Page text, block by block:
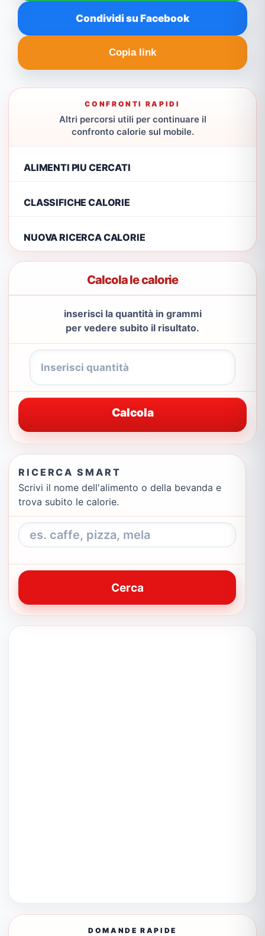
Condividi su Facebook
Copia link
CONFRONTI RAPIDI
Altri percorsi utili per continuare il
confronto calorie sul mobile.
ALIMENTI PIU CERCATI
CLASSIFICHE CALORIE
NUOVA RICERCA CALORIE
Calcola le calorie
inserisci la quantità in grammi
per vedere subito il risultato.
Calcola
RICERCA SMART
Scrivi il nome dell'alimento o della bevanda e
trova subito le calorie.
Cerca
DOMANDE RAPIDE